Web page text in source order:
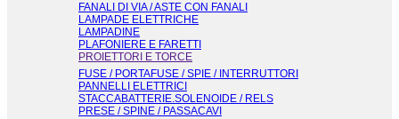
FANALI DI VIA / ASTE CON FANALI
LAMPADE ELETTRICHE
LAMPADINE
PLAFONIERE E FARETTI
PROIETTORI E TORCE
FUSE / PORTAFUSE / SPIE / INTERRUTTORI
PANNELLI ELETTRICI
STACCABATTERIE.SOLENOIDE / RELS
PRESE / SPINE / PASSACAVI